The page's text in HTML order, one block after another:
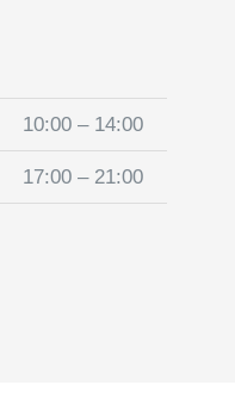
10:00 – 14:00
17:00 – 21:00